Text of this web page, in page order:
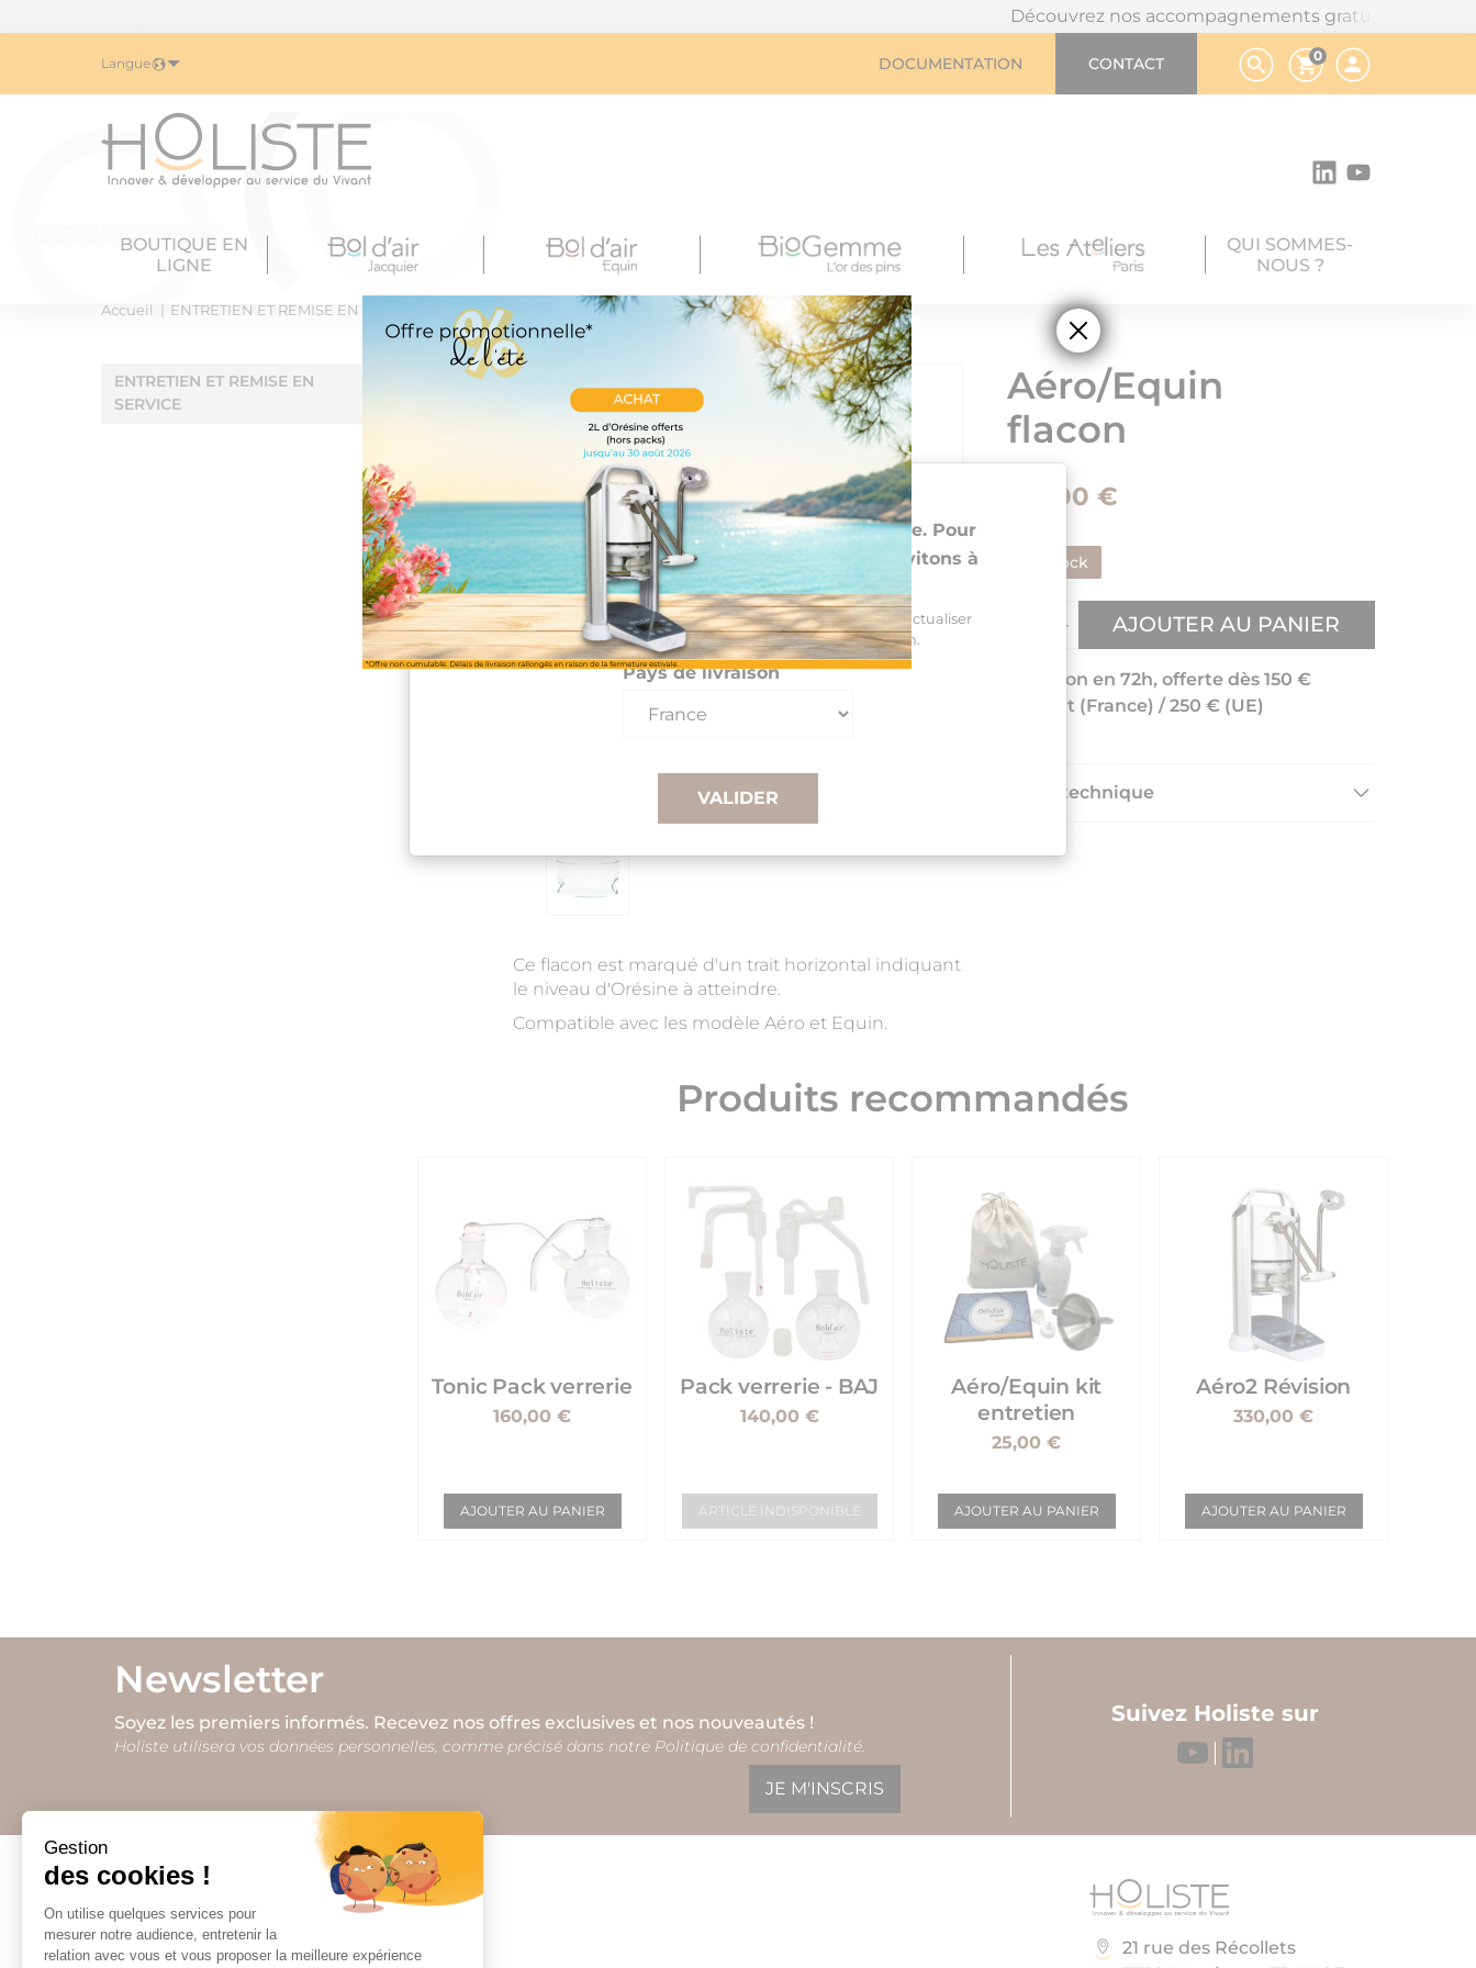
Découvrez nos accompagnements gratuits, en cliquant ici :
Langue DOCUMENTATION CONTACT 0
BOUTIQUE EN
LIGNE
QUI SOMMES-
NOUS ?
Accueil ENTRETIEN ET REMISE EN SERVICE ENTRETIEN ET REMISE EN SERVICE Aéro/Equin flacon
ENTRETIEN ET REMISE EN
SERVICE
Ce flacon est marqué d'un trait horizontal indiquant
le niveau d'Orésine à atteindre.
Compatible avec les modèle Aéro et Equin.
Aéro/Equin
flacon
135,00 €
En stock
AJOUTER AU PANIER
Livraison en 72h, offerte dès 150 €
d'achat (France) / 250 € (UE)
Fiche technique
Produits recommandés
Tonic Pack verrerie
160,00 €
AJOUTER AU PANIER
Pack verrerie - BAJ
140,00 €
ARTICLE INDISPONIBLE
Aéro/Equin kit
entretien
25,00 €
AJOUTER AU PANIER
Aéro2 Révision
330,00 €
AJOUTER AU PANIER
Newsletter
Soyez les premiers informés. Recevez nos offres exclusives et nos nouveautés !
Holiste utilisera vos données personnelles, comme précisé dans notre Politique de confidentialité.
JE M'INSCRIS
Suivez Holiste sur
21 rue des Récollets
Choisissez vos preférences
Nous livrons dans 26 pays de l'UE et la Suisse. Pour
les DROM-COM et autres pays, nous vous invitons à
nous contacter au +33(0)3 85 25 29 27
Sélectionnez votre pays de livraison et votre langue pour actualiser
automatiquement les prix, délais et frais de livraison.
Pays de livraison
VALIDER